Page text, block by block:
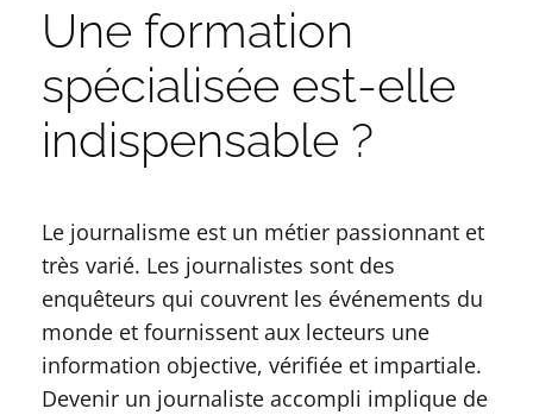
Une formation
spécialisée est-elle
indispensable ?
Le journalisme est un métier passionnant et
très varié. Les journalistes sont des
enquêteurs qui couvrent les événements du
monde et fournissent aux lecteurs une
information objective, vérifiée et impartiale.
Devenir un journaliste accompli implique de